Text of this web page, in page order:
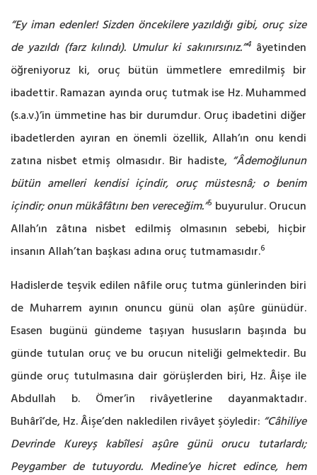
“Ey iman edenler! Sizden öncekilere yazıldığı gibi, oruç size
de yazıldı (farz kılındı). Umulur ki sakınırsınız.”4âyetinden
öğreniyoruz ki, oruç bütün ümmetlere emredilmiş bir
ibadettir. Ramazan ayında oruç tutmak ise Hz. Muhammed
(s.a.v.)’in ümmetine has bir durumdur. Oruç ibadetini diğer
ibadetlerden ayıran en önemli özellik, Allah’ın onu kendi
zatına nisbet etmiş olmasıdır. Bir hadiste, “Âdemoğlunun
bütün amelleri kendisi içindir, oruç müstesnâ; o benim
içindir; onun mükâfâtını ben vereceğim.”5 buyurulur. Orucun
Allah’ın zâtına nisbet edilmiş olmasının sebebi, hiçbir
insanın Allah’tan başkası adına oruç tutmamasıdır.6
Hadislerde teşvik edilen nâfile oruç tutma günlerinden biri
de Muharrem ayının onuncu günü olan aşûre günüdür.
Esasen bugünü gündeme taşıyan hususların başında bu
günde tutulan oruç ve bu orucun niteliği gelmektedir. Bu
günde oruç tutulmasına dair görüşlerden biri, Hz. Âişe ile
Abdullah b. Ömer’in rivâyetlerine dayanmaktadır.
Buhârî’de, Hz. Âişe’den nakledilen rivâyet şöyledir: “Câhiliye
Devrinde Kureyş kabîlesi aşûre günü orucu tutarlardı;
Peygamber de tutuyordu. Medine’ye hicret edince, hem